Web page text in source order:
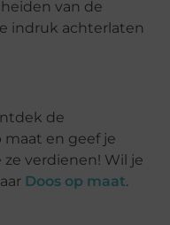
van de
indruk achterlaten
de
en geef je
verdienen! Wil je
Doos op maat.